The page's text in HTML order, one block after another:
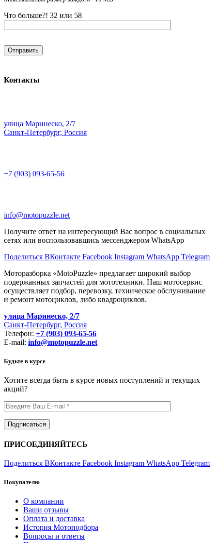
Что больше?! 32 или 58
Контакты
улица Маринеско, 2/7
Санкт-Петербург, Россия
+7 (903) 093-65-56
info@motopuzzle.net
Получите ответ на интересующий Вас вопрос в социальных
сетях или воспользовавшись мессенджером WhatsApp
Поделиться ВКонтакте Facebook Instagram WhatsApp Telegram
Моторазборка «MotoPuzzle» предлагает широкий выбор
подержанных запчастей для мототехники. Наш мотосервис
осуществляет подбор, перевозку, техническое обслуживание
и ремонт мотоциклов, либо квадроциклов.
улица Маринеско, 2/7
Санкт-Петербург, Россия
Телефон: +7 (903) 093-65-56
E-mail: info@motopuzzle.net
Будьте в курсе
Хотите всегда быть в курсе новых поступлений и текущих
акций?
ПРИСОЕДИНЯЙТЕСЬ
Поделиться ВКонтакте Facebook Instagram WhatsApp Telegram
Покупателю
О компании
Ваши отзывы
Оплата и доставка
История Мотоподбора
Вопросы и ответы